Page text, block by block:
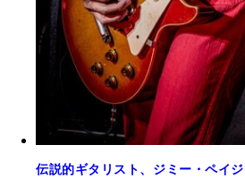
伝説的ギタリスト、ジミー・ペイ